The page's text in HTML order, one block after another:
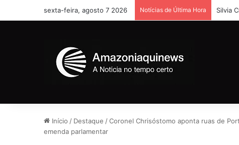
sexta-feira, agosto 7 2026 Notícias de Última Hora Silvia
Início / Destaque /Coronel Chrisóstomo aponta ruas de
emenda parlamentar